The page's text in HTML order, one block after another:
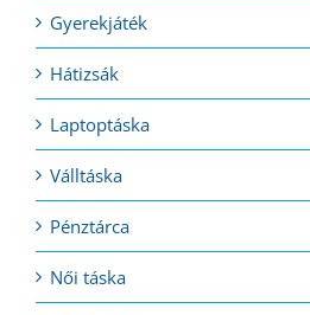
Gyerekjáték
Hátizsák
Laptoptáska
Válltáska
Pénztárca
Női táska